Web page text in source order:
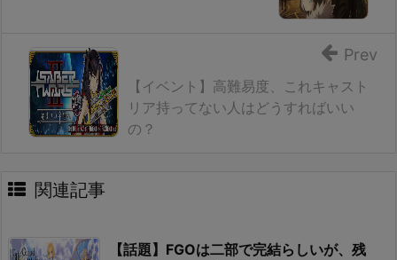
【イベント】高難易度、これキャスト
リア持ってない人はどうすればいい
の？
Prev
関連記事
【話題】FGOは二部で完結らしいが、残